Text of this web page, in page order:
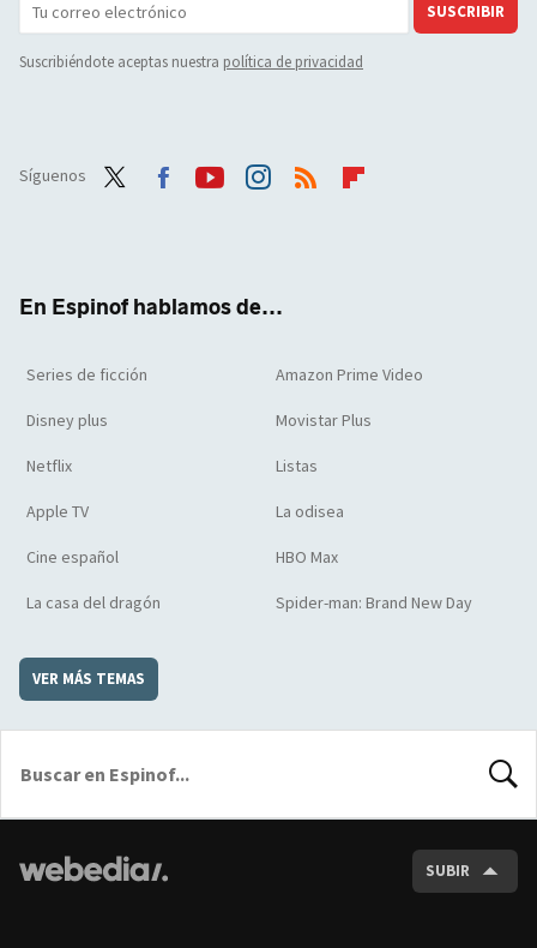
SUSCRIBIR
Suscribiéndote aceptas nuestra política de privacidad
Síguenos
En Espinof hablamos de...
Series de ficción Amazon Prime Video
Disney plus Movistar Plus
Netflix Listas
Apple TV La odisea
Cine español HBO Max
La casa del dragón Spider-man: Brand New Day
VER MÁS TEMAS
SUBIR